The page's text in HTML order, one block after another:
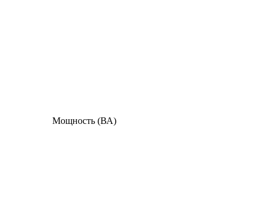
Мощность (ВА)